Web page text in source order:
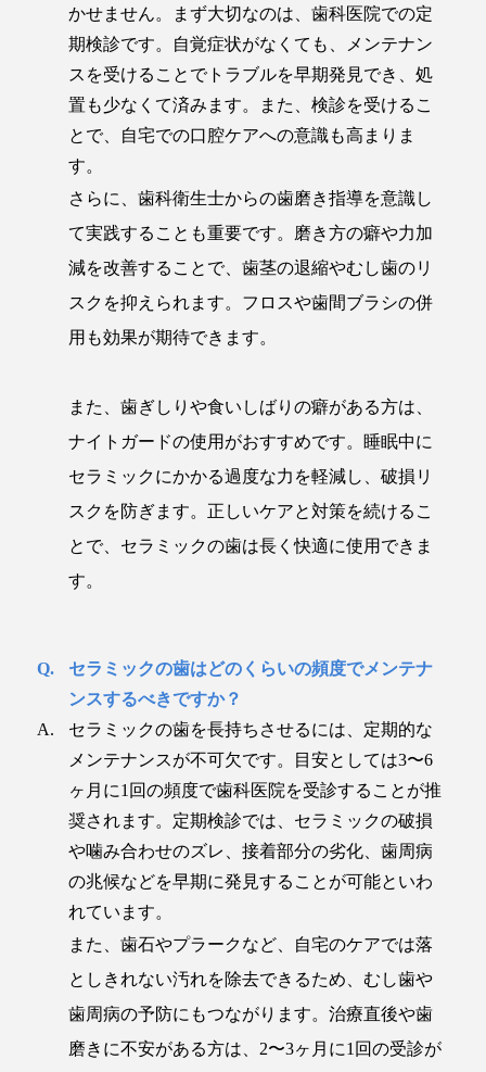
かせません。まず大切なのは、歯科医院での定
期検診です。自覚症状がなくても、メンテナン
スを受けることでトラブルを早期発見でき、処
置も少なくて済みます。また、検診を受けるこ
とで、自宅での口腔ケアへの意識も高まりま
す。
さらに、歯科衛生士からの歯磨き指導を意識し
て実践することも重要です。磨き方の癖や力加
減を改善することで、歯茎の退縮やむし歯のリ
スクを抑えられます。フロスや歯間ブラシの併
用も効果が期待できます。
また、歯ぎしりや食いしばりの癖がある方は、
ナイトガードの使用がおすすめです。睡眠中に
セラミックにかかる過度な力を軽減し、破損リ
スクを防ぎます。正しいケアと対策を続けるこ
とで、セラミックの歯は長く快適に使用できま
す。
セラミックの歯はどのくらいの頻度でメンテナ
ンスするべきですか？
セラミックの歯を長持ちさせるには、定期的な
メンテナンスが不可欠です。目安としては3〜6
ヶ月に1回の頻度で歯科医院を受診することが推
奨されます。定期検診では、セラミックの破損
や噛み合わせのズレ、接着部分の劣化、歯周病
の兆候などを早期に発見することが可能といわ
れています。
また、歯石やプラークなど、自宅のケアでは落
としきれない汚れを除去できるため、むし歯や
歯周病の予防にもつながります。治療直後や歯
磨きに不安がある方は、2〜3ヶ月に1回の受診が